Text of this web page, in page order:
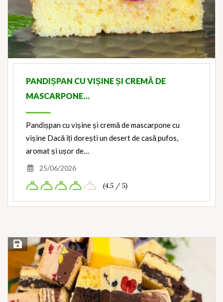
PANDIȘPAN CU VIȘINE ȘI CREMĂ DE
MASCARPONE…
Pandișpan cu vișine și cremă de mascarpone cu
vișine Dacă îți dorești un desert de casă pufos,
aromat și ușor de…
25/06/2026
(4.5 / 5)
Save Recipe